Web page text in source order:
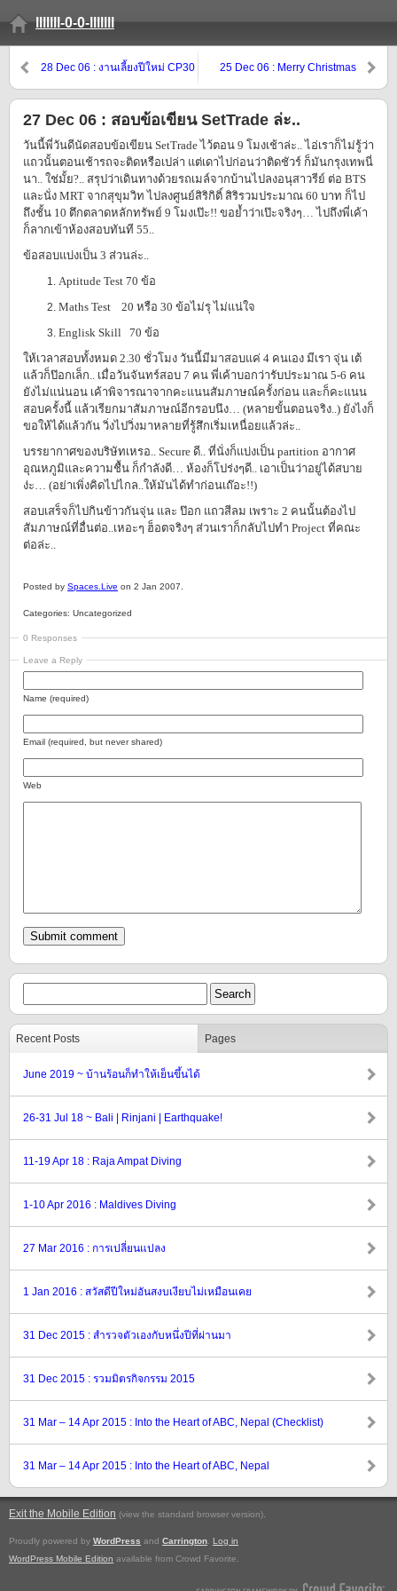
lllllll-0-0-lllllll
28 Dec 06 : งานเลี้ยงปีใหม่ CP30
25 Dec 06 : Merry Christmas
27 Dec 06 : สอบข้อเขียน SetTrade ล่ะ..
วันนี้พี่วันดีนัดสอบข้อเขียน SetTrade ไว้ตอน 9 โมงเช้าล่ะ.. ไอ่เราก็ไม่รู้ว่า
แถวนั้นตอนเช้ารถจะติดหรือเปล่า แต่เดาไปก่อนว่าติดชัวร์ ก็มันกรุงเทพนี่
นา.. ใช่มั้ย?.. สรุปว่าเดินทางด้วยรถเมล์จากบ้านไปลงอนุสาวรีย์ ต่อ BTS
และนั่ง MRT จากสุขุมวิท ไปลงศูนย์สิริกิติ์ สิริรวมประมาณ 60 บาท ก็ไป
ถึงชั้น 10 ตึกตลาดหลักทรัพย์ 9 โมงเป๊ะ!! ขอย้ำว่าเป๊ะจริงๆ… ไปถึงพี่เค้า
ก็ลากเข้าห้องสอบทันที 55..
ข้อสอบแบ่งเป็น 3 ส่วนล่ะ..
Aptitude Test 70 ข้อ
Maths Test 20 หรือ 30 ข้อไม่รุ ไม่แน่ใจ
Englisk Skill 70 ข้อ
ให้เวลาสอบทั้งหมด 2.30 ชั่วโมง วันนี้มีมาสอบแค่ 4 คนเอง มีเรา จุ่น เต้
แล้วก็ป๊อกเล็ก.. เมื่อวันจันทร์สอบ 7 คน พี่เค้าบอกว่ารับประมาณ 5-6 คน
ยังไม่แน่นอน เค้าพิจารณาจากคะแนนสัมภาษณ์ครั้งก่อน และก็คะแนน
สอบครั้งนี้ แล้วเรียกมาสัมภาษณ์อีกรอบนึง… (หลายขั้นตอนจริง..) ยังไงก็
ขอให้ได้แล้วกัน วิ่งไปวิ่งมาหลายที่รู้สึกเริ่มเหนื่อยแล้วล่ะ..
บรรยากาศของบริษัทเหรอ.. Secure ดี.. ที่นั่งก็แบ่งเป็น partition อากาศ
อุณหภูมิและความชื้น ก็กำลังดี… ห้องก็โปร่งๆดี.. เอาเป็นว่าอยู่ได้สบาย
ง่ะ… (อย่าเพิ่งคิดไปไกล..ให้มันได้ทำก่อนเถ๊อะ!!)
สอบเสร็จก็ไปกินข้าวกันจุ่น และ ป๊อก แถวสีลม เพราะ 2 คนนั้นต้องไป
สัมภาษณ์ที่อื่นต่อ..เหอะๆ ฮ็อตจริงๆ ส่วนเราก็กลับไปทำ Project ที่คณะ
ต่อล่ะ..
Posted by Spaces.Live on 2 Jan 2007.
Categories: Uncategorized
0 Responses
Leave a Reply
Name (required)
Email (required, but never shared)
Web
Recent Posts Pages
June 2019 ~ บ้านร้อนก็ทำให้เย็นขึ้นได้
26-31 Jul 18 ~ Bali | Rinjani | Earthquake!
11-19 Apr 18 : Raja Ampat Diving
1-10 Apr 2016 : Maldives Diving
27 Mar 2016 : การเปลี่ยนแปลง
1 Jan 2016 : สวัสดีปีใหม่อันสงบเงียบไม่เหมือนเคย
31 Dec 2015 : สำรวจตัวเองกับหนึ่งปีที่ผ่านมา
31 Dec 2015 : รวมมิตรกิจกรรม 2015
31 Mar – 14 Apr 2015 : Into the Heart of ABC, Nepal (Checklist)
31 Mar – 14 Apr 2015 : Into the Heart of ABC, Nepal
Exit the Mobile Edition (view the standard browser version).
Proudly powered by WordPress and Carrington
Log in
WordPress Mobile Edition available from Crowd Favorite.